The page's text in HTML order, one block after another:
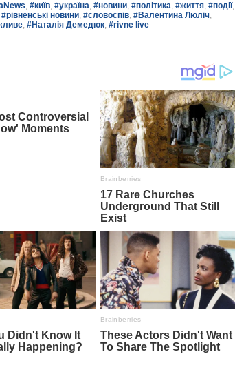
, #київ, #україна, #новини, #політика, #життя, #події,
#рівненські новини, #словоспів, #Валентина Люліч,
, #Наталія Демедюк, #rivne live